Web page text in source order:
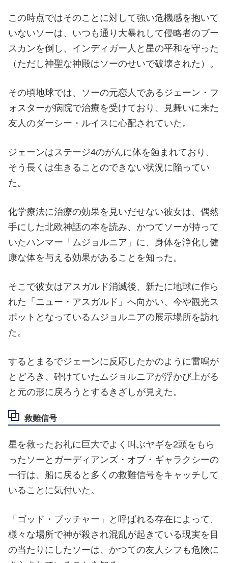
この時点ではそのことに対して強い危機感を抱いて
いないソーは、いつも通り大暴れして侵略者のブー
スカンを倒し、インディガー人と星の平和を守った
（ただし神聖な神殿はソーのせいで破壊された）。
その頃地球では、ソーの元恋人であるジェーン・フ
ォスターが病院で治療を受けており、見舞いに来た
友人のダーシー・ルイスに心配されていた。
ジェーンはステージ4のがんに体を蝕まれており、
そう長くは生きることのできない状況に陥ってい
た。
化学療法に治療の効果を見いだせない彼女は、偶然
手にした北欧神話の本を読み、かつてソーが持って
いたハンマー「ムジョルニア」に、身体を浄化し健
康な体を与える効果があることを知った。
そこで彼女はアスガルド消滅後、新たに地球に作ら
れた「ニュー・アスガルド」へ向かい、今や観光ス
ポットとなっているムジョルニアの展示場所を訪れ
た。
するとまるでジェーンに反応したかのように雷鳴が
とどろき、砕けていたムジョルニアが浮かび上がる
と元の形に戻ろうとするきざしが見えた。
救難信号
星を救ったお礼に巨大でよく叫ぶヤギを2頭をもら
ったソーとガーディアンズ・オブ・ギャラクシーの
一行は、船に戻ると多くの救難信号をキャッチして
いることに気付いた。
「ゴッド・ブッチャー」と呼ばれる存在によって、
様々な場所で神が殺され混乱が起きている現実を目
の当たりにしたソーは、かつての友人シフも危険に